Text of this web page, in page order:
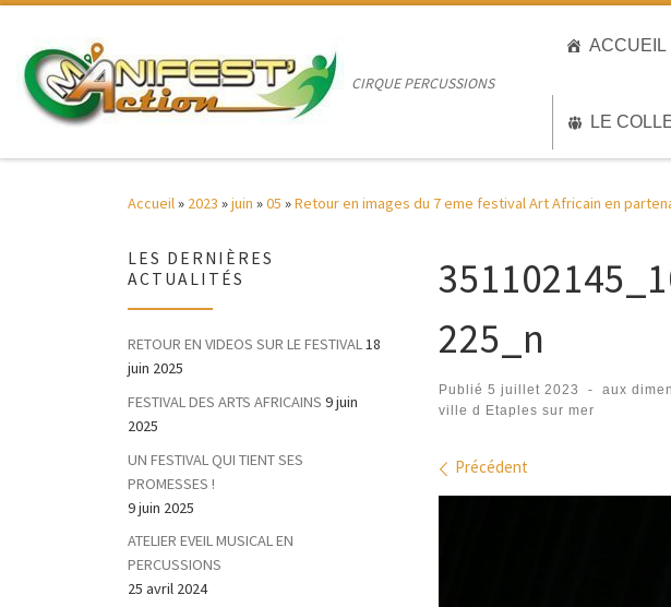
CIRQUE PERCUSSIONS
ACCUEIL
LE
Accueil » 2023 »juin »05 »Retour en images du 7 eme festival Art Africain en
225_n
Publié 5 juillet 2023 - aux
ville d Etaples sur mer
Navigation des
Précédent
LES DERNIÈRES
ACTUALITÉS
RETOUR EN VIDEOS SUR LE FESTIVAL18
juin 2025
FESTIVAL DES ARTS AFRICAINS 9 juin
2025
UN FESTIVAL QUI TIENT SES
PROMESSES !
9 juin 2025
ATELIER EVEIL MUSICAL EN
PERCUSSIONS
25 avril 2024